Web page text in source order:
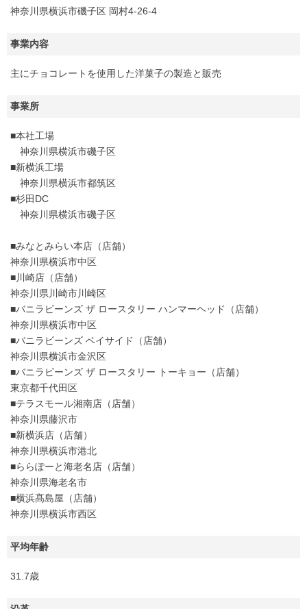
神奈川県横浜市磯子区 岡村4-26-4
事業内容
主にチョコレートを使用した洋菓子の製造と販売
事業所
■本社工場
神奈川県横浜市磯子区
■新横浜工場
神奈川県横浜市都筑区
■杉田DC
神奈川県横浜市磯子区
■みなとみらい本店（店舗）
神奈川県横浜市中区
■川崎店（店舗）
神奈川県川崎市川崎区
■バニラビーンズ ザ ロースタリー ハンマーヘッド（店舗）
神奈川県横浜市中区
■バニラビーンズ ベイサイド（店舗）
神奈川県横浜市金沢区
■バニラビーンズ ザ ロースタリー トーキョー（店舗）
東京都千代田区
■テラスモール湘南店（店舗）
神奈川県藤沢市
■新横浜店（店舗）
神奈川県横浜市港北
■ららぽーと海老名店（店舗）
神奈川県海老名市
■横浜髙島屋（店舗）
神奈川県横浜市西区
平均年齢
31.7歳